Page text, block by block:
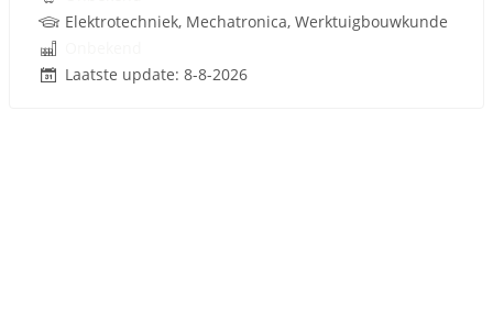
Elektrotechniek, Mechatronica, Werktuigbouwkunde
Laatste update: 8-8-2026